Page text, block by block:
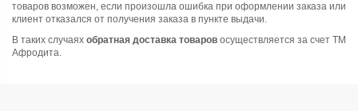
товаров возможен, если произошла ошибка при оформлении заказа или
клиент отказался от получения заказа в пункте выдачи.
В таких случаях обратная доставка товаров осуществляется за счет ТМ
Афродита.